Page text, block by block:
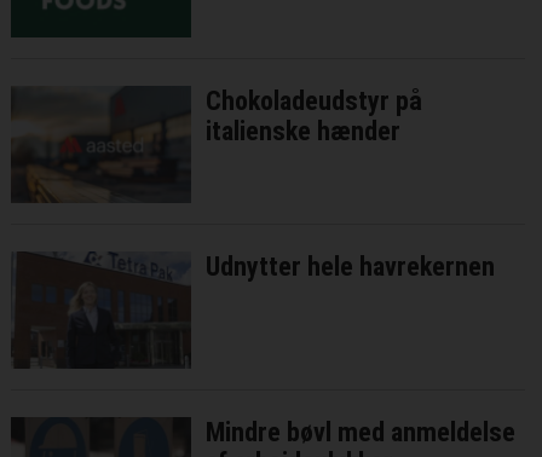
Chokoladeudstyr på
italienske hænder
Udnytter hele havrekernen
Mindre bøvl med anmeldelse